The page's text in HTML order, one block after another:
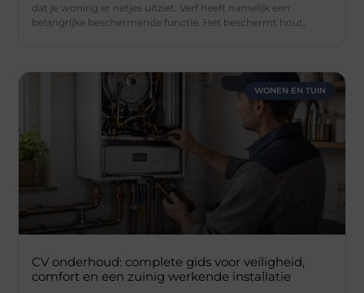
dat je woning er netjes uitziet. Verf heeft namelijk een
belangrijke beschermende functie. Het beschermt hout,
WONEN EN TUIN
CV onderhoud: complete gids voor veiligheid,
comfort en een zuinig werkende installatie